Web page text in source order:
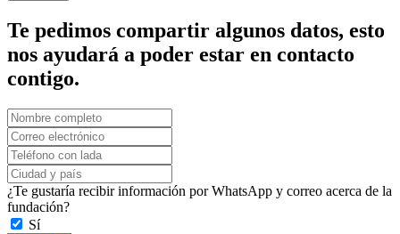
Te pedimos compartir algunos datos, esto
nos ayudará a poder estar en contacto
contigo.
¿Te gustaría recibir información por WhatsApp y correo acerca de la
fundación?
Sí